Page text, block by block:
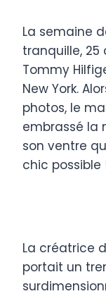
La semaine
tranquille, 25
Tommy
New York.
photos, le
embrassé la
son ventre
chic possible
La créatrice
portait un